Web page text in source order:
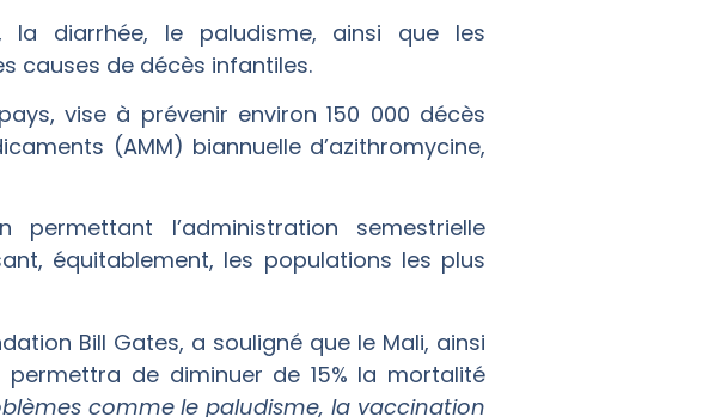
la diarrhée, le paludisme, ainsi que les
causes de décès infantiles.
vise à prévenir environ 150 000 décès
(AMM) biannuelle d’azithromycine,
l’administration semestrielle
équitablement, les populations les plus
Bill Gates, a souligné que le Mali, ainsi
de diminuer de 15% la mortalité
comme le paludisme, la vaccination